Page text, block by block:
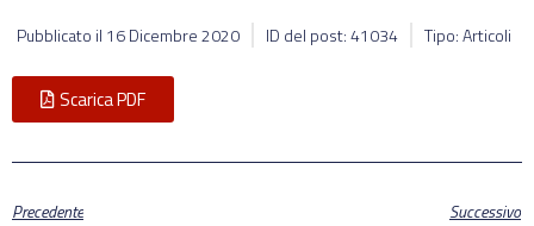
Pubblicato il 16 Dicembre 2020 ID del post: 41034 Tipo: Articoli
Scarica PDF
Precedente Successivo